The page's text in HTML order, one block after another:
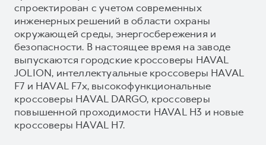
спроектирован с учетом современных
инженерных решений в области охраны
окружающей среды, энергосбережения и
безопасности. В настоящее время на заводе
выпускаются городские кроссоверы HAVAL
JOLION, интеллектуальные кроссоверы HAVAL
F7 и HAVAL F7x, высокофункциональные
кроссоверы HAVAL DARGO, кроссоверы
повышенной проходимости HAVAL H3 и новые
кроссоверы HAVAL H7.